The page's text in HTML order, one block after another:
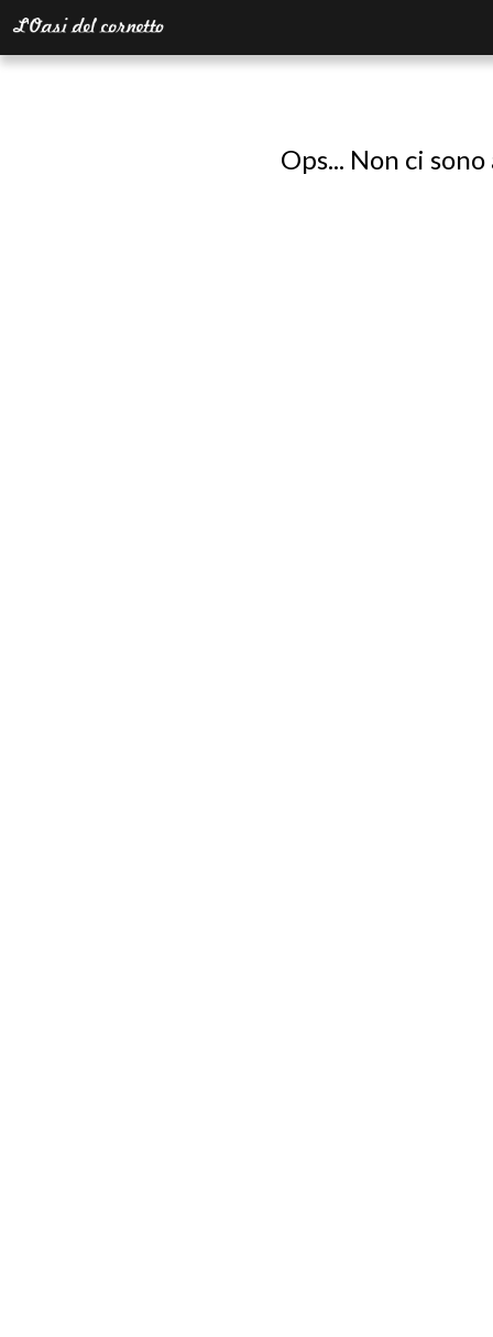
Ops... Non ci